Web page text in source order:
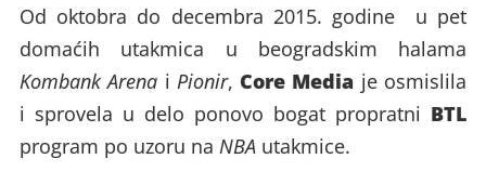
Od oktobra do decembra 2015. godine u pet
domaćih utakmica u beogradskim halama
Kombank Arena i Pionir, Core Media je osmislila
i sprovela u delo ponovo bogat propratni BTL
program po uzoru na NBAutakmice.